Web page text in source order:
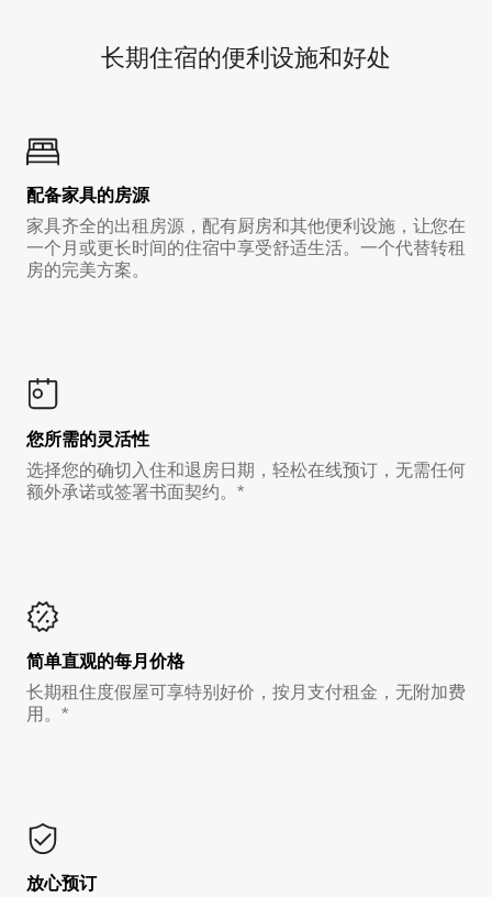
长期住宿的便利设施和好处
配备家具的房源
家具齐全的出租房源，配有厨房和其他便利设施，让您在
一个月或更长时间的住宿中享受舒适生活。一个代替转租
房的完美方案。
您所需的灵活性
选择您的确切入住和退房日期，轻松在线预订，无需任何
额外承诺或签署书面契约。*
简单直观的每月价格
长期租住度假屋可享特别好价，按月支付租金，无附加费
用。*
放心预订